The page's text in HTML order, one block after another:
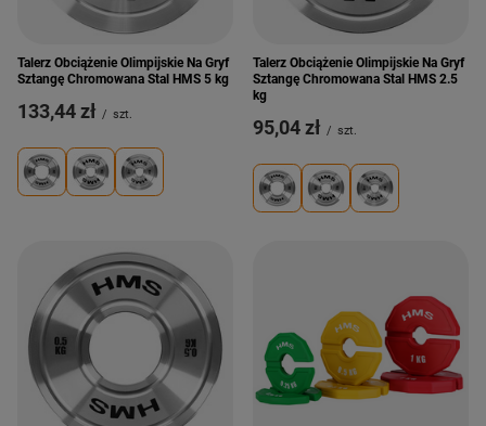
Talerz Obciążenie Olimpijskie Na Gryf
Sztangę Chromowana Stal HMS 5 kg
133,44 zł / szt.
Talerz Obciążenie Olimpijskie Na Gryf
Sztangę Chromowana Stal HMS 2.5
kg
95,04 zł / szt.